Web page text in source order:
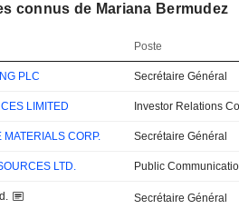
connus de Mariana Bermudez
Poste
PLC Secrétaire Général
LIMITED Investor Relations
MATERIALS CORP. Secrétaire Général
LTD. Public
Secrétaire Général